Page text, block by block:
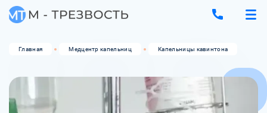
Главная Медцентр капельниц Капельницы кавинтона